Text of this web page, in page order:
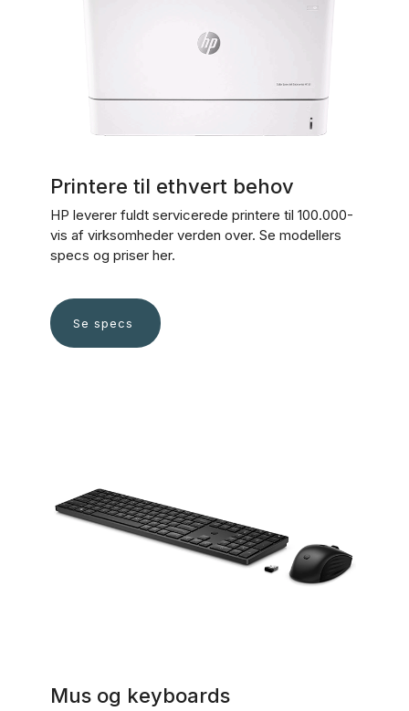
Printere til ethvert behov
HP leverer fuldt servicerede printere til 100.000-
vis af virksomheder verden over. Se modellers
specs og priser her.
Se specs
Mus og keyboards